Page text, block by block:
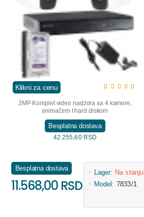
Klikni za cenu
2MP Komplet video nadzora sa 4 kamere,
snimačem I hard diskom
Besplatna dostava
42.255,60 RSD
Besplatna dostava
11.568,00 RSD
Lager: Na stanju
Model: 7833/1